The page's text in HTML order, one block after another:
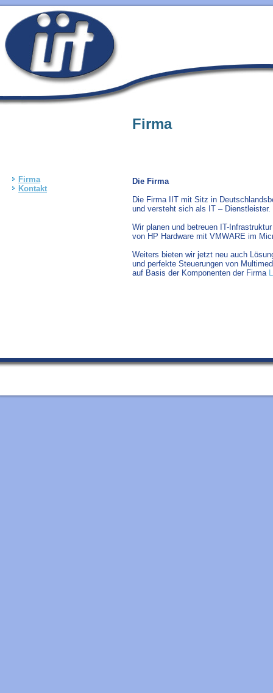
Firma
Kontakt
Firma
Die Firma
Die Firma IIT mit Sitz in
und versteht sich als IT – Dienstleister.
Wir planen und betreuen IT-
von HP Hardware mit VMWARE im
Weiters bieten wir jetzt neu auch
und perfekte Steuerungen von
auf Basis der Komponenten der Firma